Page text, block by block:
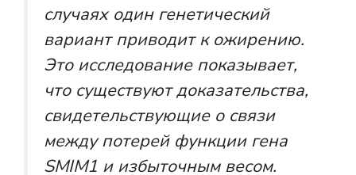
случаях один генетический
вариант приводит к ожирению.
Это исследование показывает,
что существуют доказательства,
свидетельствующие о связи
между потерей функции гена
SMIM1 и избыточным весом.